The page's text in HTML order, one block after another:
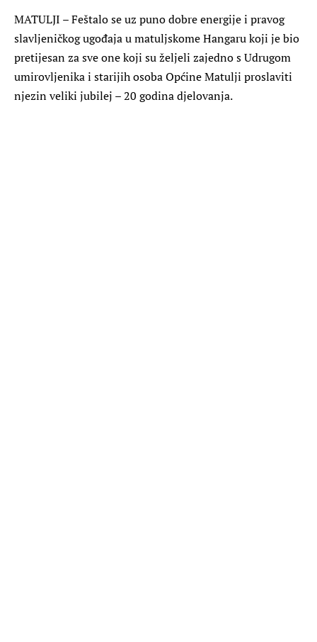
MATULJI – Feštalo se uz puno dobre energije i pravog
slavljeničkog ugođaja u matuljskome Hangaru koji je bio
pretijesan za sve one koji su željeli zajedno s Udrugom
umirovljenika i starijih osoba Općine Matulji proslaviti
njezin veliki jubilej – 20 godina djelovanja.